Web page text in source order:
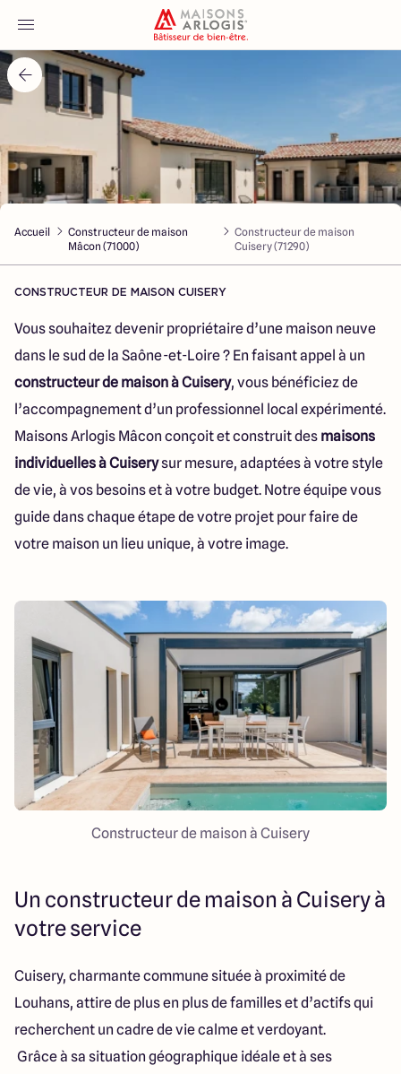
Accueil
Nos maisons
Nos annonces
Votre projet
Qui sommes-nous
Maisons ARLOGIS Macon
112 Route de Lyon
71000 Mâcon
4.3 4.6
Accueil
Constructeur de maison
Mâcon (71000)
Constructeur de maison
Cuisery (71290)
CONSTRUCTEUR DE MAISON CUISERY
Vous souhaitez devenir propriétaire d’une maison neuve
dans le sud de la Saône-et-Loire ? En faisant appel à un
constructeur de maison à Cuisery, vous bénéficiez de
l’accompagnement d’un professionnel local expérimenté.
Maisons Arlogis Mâcon conçoit et construit des maisons
individuelles à Cuiserysur mesure, adaptées à votre style
de vie, à vos besoins et à votre budget. Notre équipe vous
guide dans chaque étape de votre projet pour faire de
votre maison un lieu unique, à votre image.
Constructeur de maison à Cuisery
Un constructeur de maison à Cuisery à
votre service
Cuisery, charmante commune située à proximité de
Louhans, attire de plus en plus de familles et d’actifs qui
recherchent un cadre de vie calme et verdoyant.
Grâce à sa situation géographique idéale et à ses